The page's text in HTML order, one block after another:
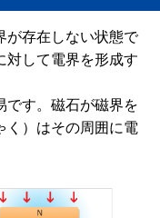
が存在しない状態で
対して電界を形成す
です。磁石が磁界を
く）はその周囲に電